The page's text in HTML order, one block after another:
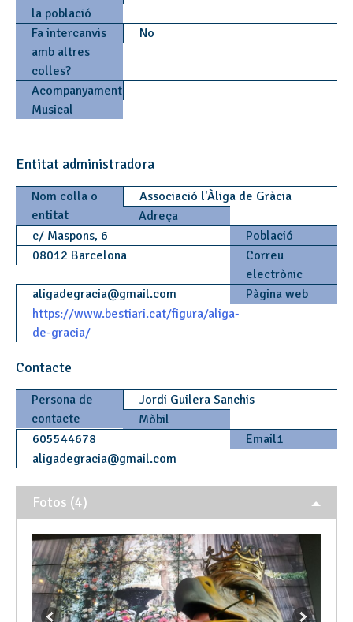
la població
Fa intercanvis
amb altres
colles?
No
Acompanyament
Musical
Entitat administradora
Nom colla o
entitat
Associació l'Àliga de Gràcia
Adreça
c/ Maspons, 6
Població
08012 Barcelona
Correu
electrònic
aligadegracia@gmail.com
Pàgina web
https://www.bestiari.cat/figura/aliga-
de-gracia/
Contacte
Persona de
contacte
Jordi Guilera Sanchis
Mòbil
605544678
Email1
aligadegracia@gmail.com
Fotos (4)